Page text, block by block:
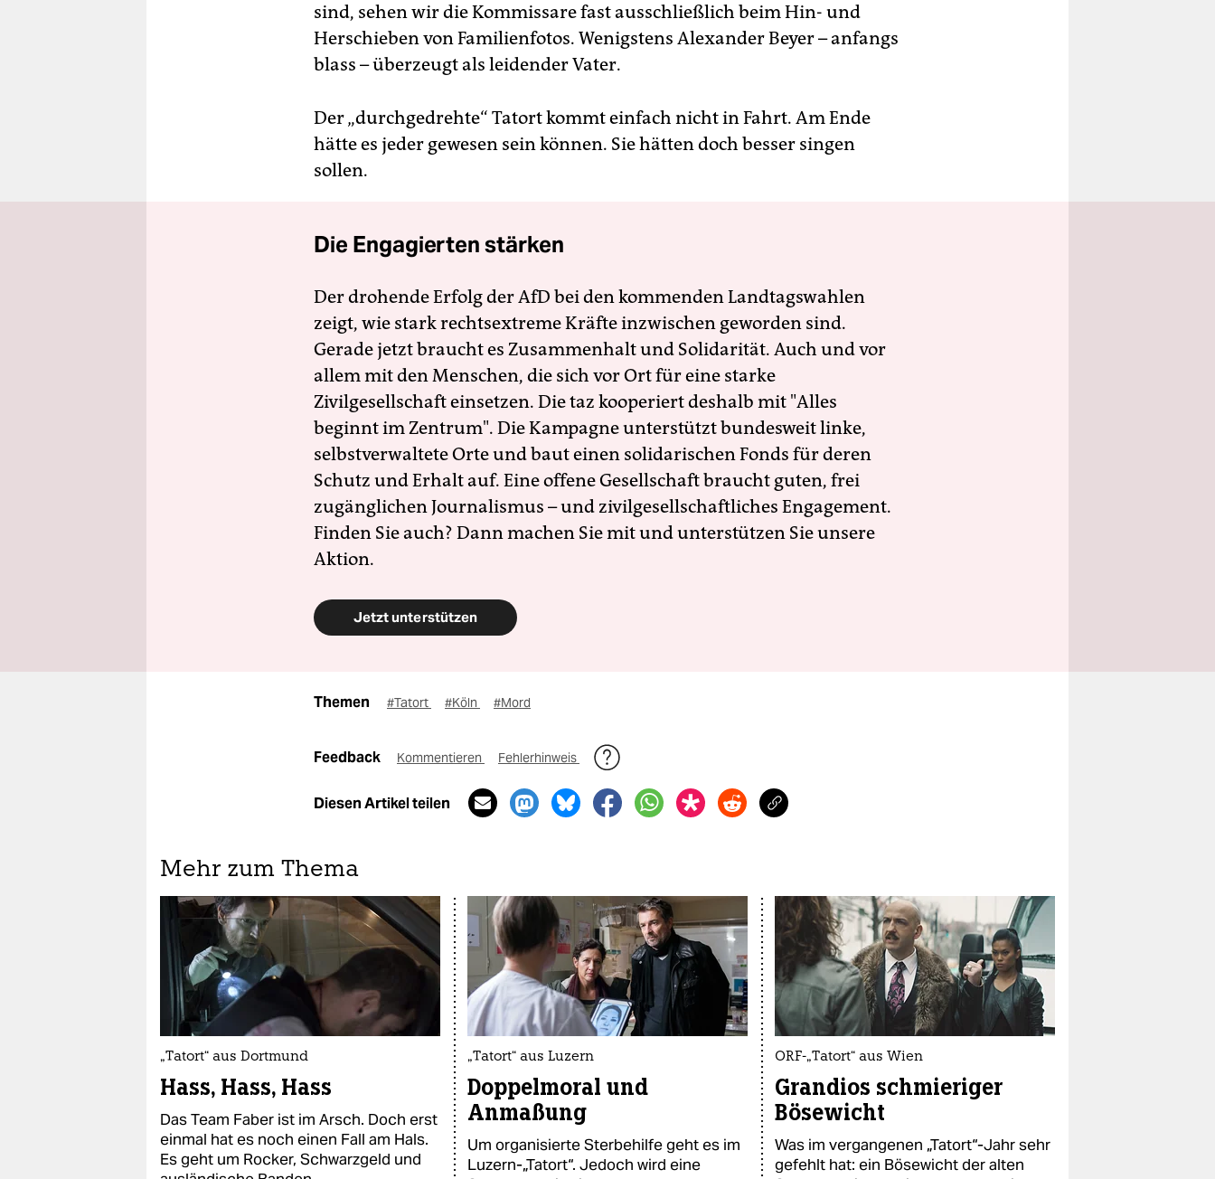
sind, sehen wir die Kommissare fast ausschließlich beim Hin- und
Herschieben von Familienfotos. Wenigstens Alexander Beyer – anfangs
blass – überzeugt als leidender Vater.
Der „durchgedrehte“ Tatort kommt einfach nicht in Fahrt. Am Ende
hätte es jeder gewesen sein können. Sie hätten doch besser singen
sollen.
Die Engagierten stärken
Der drohende Erfolg der AfD bei den kommenden Landtagswahlen
zeigt, wie stark rechtsextreme Kräfte inzwischen geworden sind.
Gerade jetzt braucht es Zusammenhalt und Solidarität. Auch und vor
allem mit den Menschen, die sich vor Ort für eine starke
Zivilgesellschaft einsetzen. Die taz kooperiert deshalb mit "Alles
beginnt im Zentrum". Die Kampagne unterstützt bundesweit linke,
selbstverwaltete Orte und baut einen solidarischen Fonds für deren
Schutz und Erhalt auf. Eine offene Gesellschaft braucht guten, frei
zugänglichen Journalismus – und zivilgesellschaftliches Engagement.
Finden Sie auch? Dann machen Sie mit und unterstützen Sie unsere
Aktion.
Jetzt unterstützen
Themen #Tatort #Köln #Mord
Feedback Kommentieren Fehlerhinweis
Diesen Artikel teilen
Mehr zum Thema
„Tatort“ aus Dortmund
Hass, Hass, Hass
Das Team Faber ist im Arsch. Doch erst
einmal hat es noch einen Fall am Hals.
Es geht um Rocker, Schwarzgeld und
„Tatort“ aus Luzern
Doppelmoral und
Anmaßung
Um organisierte Sterbehilfe geht es im
Luzern-„Tatort“. Jedoch wird eine
ORF-„Tatort“ aus Wien
Grandios schmieriger
Bösewicht
Was im vergangenen „Tatort“-Jahr sehr
gefehlt hat: ein Bösewicht der alten